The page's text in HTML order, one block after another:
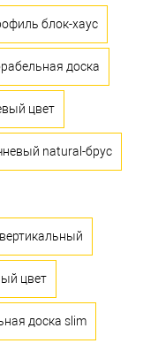
блок-хаус
доска
цвет
natural-брус
цвет
доска slim